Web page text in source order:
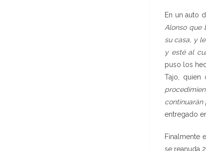
En un auto
Alonso que
su casa, y
y esté al
puso los
Tajo, quien
continuarán
entregado
Finalmente
se reanuda